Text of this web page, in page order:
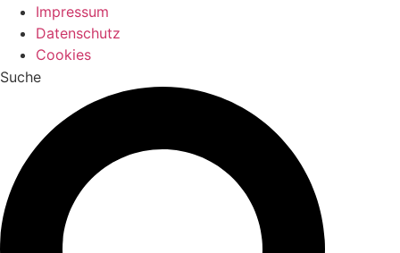
Impressum
Datenschutz
Cookies
Suche